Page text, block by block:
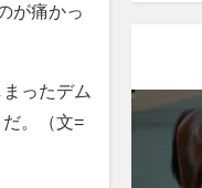
が痛かっ
ったデム
。（文=